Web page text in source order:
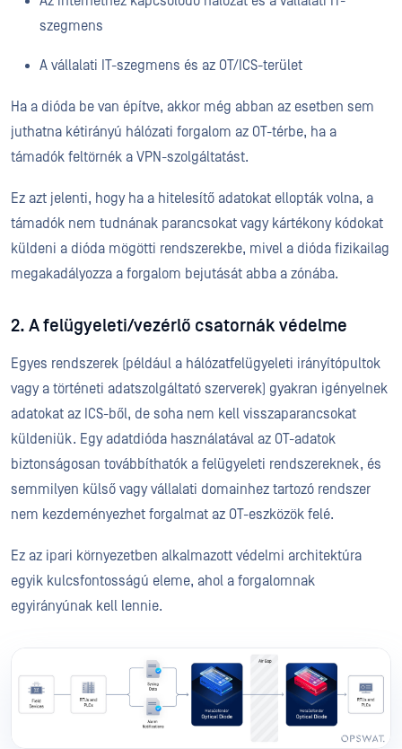
szegmens
A vállalati IT-szegmens és az OT/ICS-terület
Ha a dióda be van építve, akkor még abban az esetben sem
juthatna kétirányú hálózati forgalom az OT-térbe, ha a
támadók feltörnék a VPN-szolgáltatást.
Ez azt jelenti, hogy ha a hitelesítő adatokat ellopták volna, a
támadók nem tudnának parancsokat vagy kártékony kódokat
küldeni a dióda mögötti rendszerekbe, mivel a dióda fizikailag
megakadályozza a forgalom bejutását abba a zónába.
2. A felügyeleti/vezérlő csatornák védelme
Egyes rendszerek (például a hálózatfelügyeleti irányítópultok
vagy a történeti adatszolgáltató szerverek) gyakran igényelnek
adatokat az ICS-ből, de soha nem kell visszaparancsokat
küldeniük. Egy adatdióda használatával az OT-adatok
biztonságosan továbbíthatók a felügyeleti rendszereknek, és
semmilyen külső vagy vállalati domainhez tartozó rendszer
nem kezdeményezhet forgalmat az OT-eszközök felé.
Ez az ipari környezetben alkalmazott védelmi architektúra
egyik kulcsfontosságú eleme, ahol a forgalomnak
egyirányúnak kell lennie.